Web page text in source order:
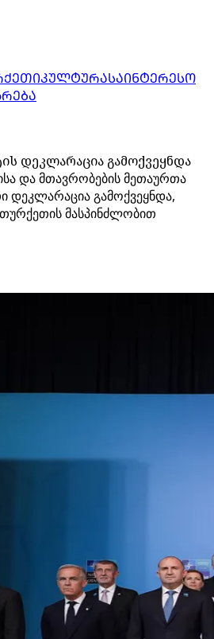
ᲙᲣᲚᲢᲣᲠᲐᲡᲐᲘᲜᲢᲔᲠᲔᲡᲝ
დეკლარაცია გამოქვეყნდა
და მთავრობების მეთაურთა
დეკლარაცია გამოქვეყნდა,
მასპინძლობით